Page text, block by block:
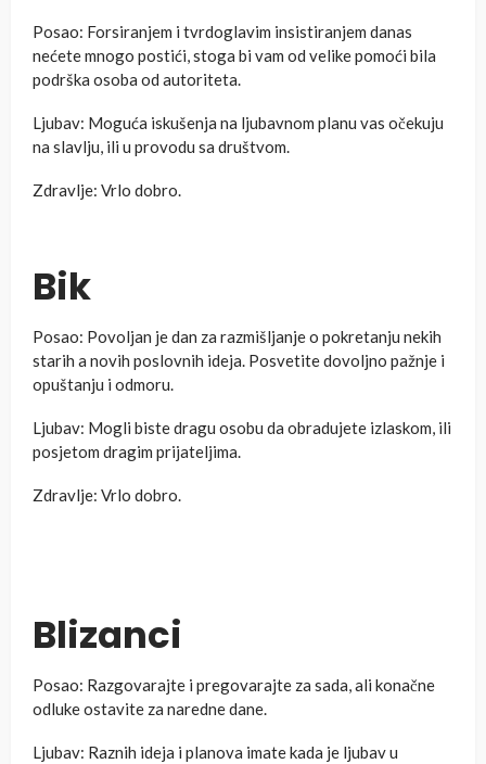
Posao: Forsiranjem i tvrdoglavim insistiranjem danas
nećete mnogo postići, stoga bi vam od velike pomoći bila
podrška osoba od autoriteta.
Ljubav: Moguća iskušenja na ljubavnom planu vas očekuju
na slavlju, ili u provodu sa društvom.
Zdravlje: Vrlo dobro.
Bik
Posao: Povoljan je dan za razmišljanje o pokretanju nekih
starih a novih poslovnih ideja. Posvetite dovoljno pažnje i
opuštanju i odmoru.
Ljubav: Mogli biste dragu osobu da obradujete izlaskom, ili
posjetom dragim prijateljima.
Zdravlje: Vrlo dobro.
Blizanci
Posao: Razgovarajte i pregovarajte za sada, ali konačne
odluke ostavite za naredne dane.
Ljubav: Raznih ideja i planova imate kada je ljubav u